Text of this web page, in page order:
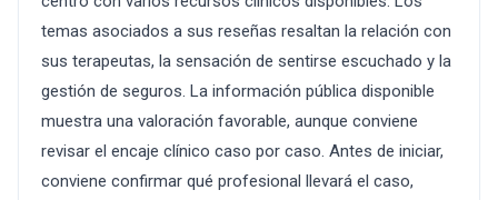
temas asociados a sus reseñas resaltan la relación con
sus terapeutas, la sensación de sentirse escuchado y la
gestión de seguros. La información pública disponible
muestra una valoración favorable, aunque conviene
revisar el encaje clínico caso por caso. Antes de iniciar,
conviene confirmar qué profesional llevará el caso,